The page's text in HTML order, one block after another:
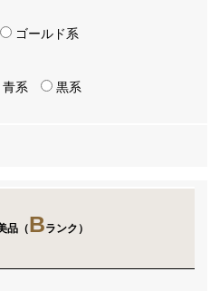
ゴールド系
青系 黒系
品（Bランク）